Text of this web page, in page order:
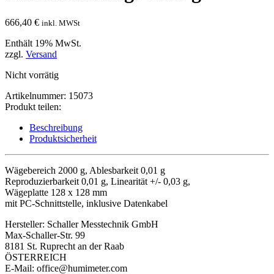
666,40 € inkl. MWSt
Enthält 19% MwSt.
zzgl. Versand
Nicht vorrätig
Artikelnummer: 15073
Produkt teilen:
Beschreibung
Produktsicherheit
Wägebereich 2000 g, Ablesbarkeit 0,01 g
Reproduzierbarkeit 0,01 g, Linearität +/- 0,03 g,
Wägeplatte 128 x 128 mm
mit PC-Schnittstelle, inklusive Datenkabel
Hersteller: Schaller Messtechnik GmbH
Max-Schaller-Str. 99
8181 St. Ruprecht an der Raab
ÖSTERREICH
E-Mail: office@humimeter.com